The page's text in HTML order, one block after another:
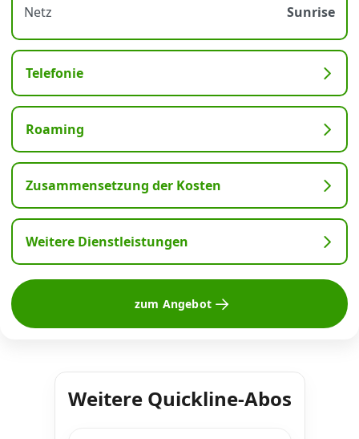
Netz Sunrise
Telefonie
Roaming
Zusammensetzung der Kosten
Weitere Dienstleistungen
zum Angebot
Weitere Quickline-Abos